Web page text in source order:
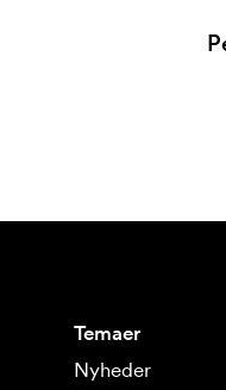
Temaer
Nyheder